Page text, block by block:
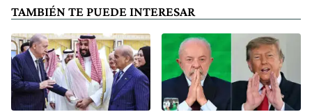
TAMBIÉN TE PUEDE INTERESAR